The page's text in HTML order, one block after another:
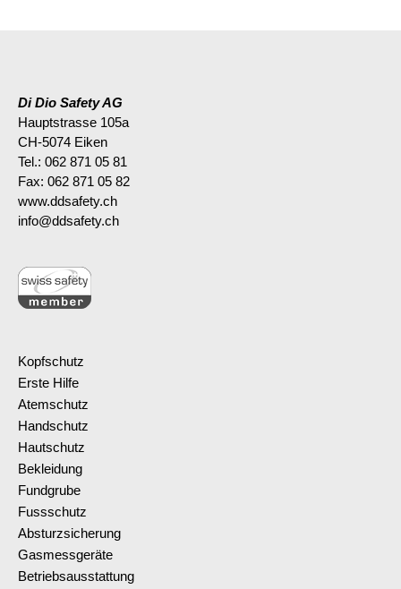
Di Dio Safety AG
Hauptstrasse 105a
CH-5074 Eiken
Tel.: 062 871 05 81
Fax: 062 871 05 82
www.ddsafety.ch
info@ddsafety.ch
Kopfschutz
Erste Hilfe
Atemschutz
Handschutz
Hautschutz
Bekleidung
Fundgrube
Fussschutz
Absturzsicherung
Gasmessgeräte
Betriebsausstattung